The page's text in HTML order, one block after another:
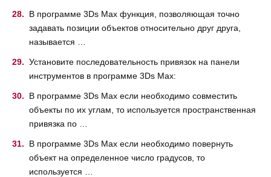
В программе 3Ds Max функция, позволяющая точно
задавать позиции объектов относительно друг друга,
называется …
Установите последовательность привязок на панели
инструментов в программе 3Ds Max:
В программе 3Ds Max если необходимо совместить
объекты по их углам, то используется пространственная
привязка по …
В программе 3Ds Max если необходимо повернуть
объект на определенное число градусов, то
используется …